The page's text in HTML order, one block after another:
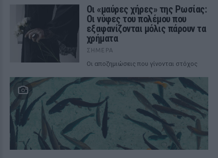
Οι «μαύρες χήρες» της Ρωσίας:
Οι νύφες του πολέμου που
εξαφανίζονται μόλις πάρουν τα
χρήματα
ΣΉΜΕΡΑ
Οι αποζημιώσεις που γίνονται στόχος